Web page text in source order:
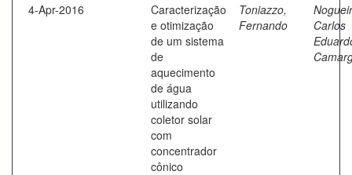
4-Apr-2016
Caracterização
e otimização
de um sistema
de
aquecimento
de água
utilizando
coletor solar
com
concentrador
cônico
Toniazzo,
Fernando
Carlos